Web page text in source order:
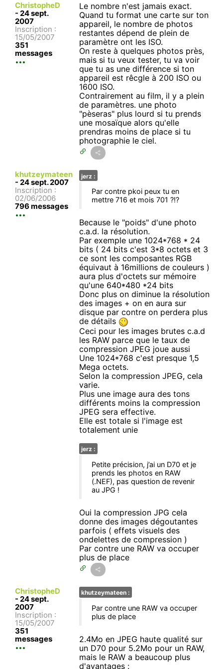
ChristopheD
- 24 sept.
2007
Inscription :
15/05/2007
351
messages
Le nombre n'est jamais exact.
Quand tu format une carte sur ton
appareil, le nombre de photos
restantes dépend de plein de
paramètre ont les ISO.
On reste à quelques photos près,
mais si tu veux tester, tu va voir
que tu as une différence si ton
appareil est rêcgle à 200 ISO ou
1600 ISO.
Contrairement au film, il y a plein
de paramètres. une photo
"pèseras" plus lourd si tu prends
une mosaïque alors qu'elle
prendras moins de place si tu
photographie le ciel.
khutzeymateen
- 24 sept. 2007
Inscription :
02/06/2006
796 messages
jerz :
Par contre pkoi peux tu en
mettre 716 et mois 701 ?!?
Because le "poids" d'une photo
c.a.d. la résolution.
Par exemple une 1024*768 * 24
bits ( 24 bits c'est 3*8 octets et 3
ce sont les composantes RGB
équivaut à 16millions de couleurs )
aura plus d'octets sur mémoire
qu'une 640*480 *24 bits
Donc plus on diminue la résolution
des images + on en aura sur
disque par contre on perdera plus
de détails
Ceci pour les images brutes c.a.d
les RAW parce que le taux de
compression JPEG joue aussi
Une 1024*768 c'est presque 1,5
Mega octets.
Selon la compression JPEG, cela
varie.
Plus une image aura des tons
différents moins la compression
JPEG sera effective.
Elle est totale si l'image est
totalement unie
jerz :
Petite précision, j’ai un D70 et je
prends les photos en RAW
(.NEF), pas question de revenir
au JPG !
Oui la compression JPG cela
donne des images dégoutantes
parfois ( effets visuels des
ondelettes de compression )
Par contre une RAW va occuper
plus de place
ChristopheD
- 24 sept.
2007
Inscription :
15/05/2007
351
messages
khutzeymateen :
Par contre une RAW va occuper
plus de place
2.4Mo en JPEG haute qualité sur
un D70 pour 5.2Mo pour un RAW,
mais le RAW a beaucoup plus
d'avantages :